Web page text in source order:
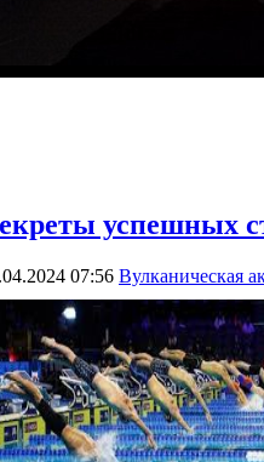
успешных
07:56 Вулканическая